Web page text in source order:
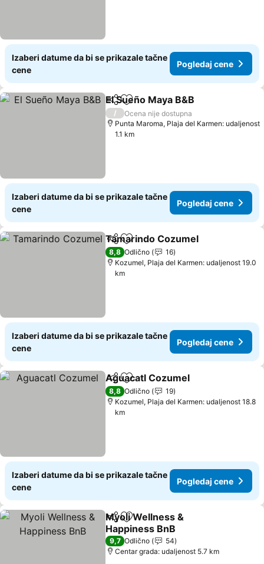
Izaberi datume da bi se prikazale tačne
cene
Pogledaj cene
Deli Dodati u favorite
El Sueño Maya B&B
/
Ocena nije dostupna
Punta Maroma, Plaja del Karmen: udaljenost
1.1 km
Izaberi datume da bi se prikazale tačne
cene
Pogledaj cene
Deli Dodati u favorite
Tamarindo Cozumel
8,8 Odlično
16
Kozumel, Plaja del Karmen: udaljenost 19.0
km
Izaberi datume da bi se prikazale tačne
cene
Pogledaj cene
Deli Dodati u favorite
Aguacatl Cozumel
8,8 Odlično
19
Kozumel, Plaja del Karmen: udaljenost 18.8
km
Izaberi datume da bi se prikazale tačne
cene
Pogledaj cene
Deli Dodati u favorite
Myoli Wellness &
Happiness BnB
Pogledaj cene
9,7 Odlično
54
Centar grada: udaljenost 5.7 km